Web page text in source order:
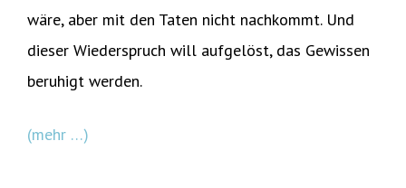
wäre, aber mit den Taten nicht nachkommt. Und
dieser Wiederspruch will aufgelöst, das Gewissen
beruhigt werden.
(mehr …)